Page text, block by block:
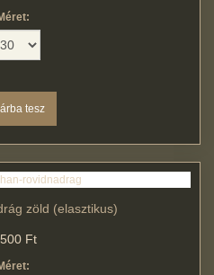
zöld (elasztikus)
Ft